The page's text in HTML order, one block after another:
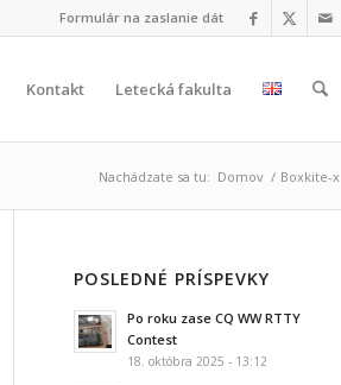
Formulár na zaslanie dát
Kontakt Letecká fakulta
Nachádzate sa tu: Domov / Boxkite-x
POSLEDNÉ PRÍSPEVKY
Po roku zase CQ WW RTTY
Contest
18. októbra 2025 - 13:12